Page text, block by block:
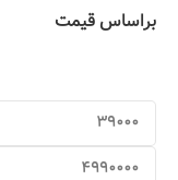
براساس قیمت